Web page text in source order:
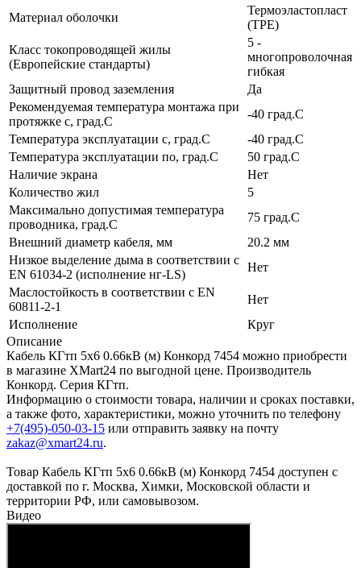
Материал оболочки
Термоэластопласт
(TPE)
Класс токопроводящей жилы
(Европейские стандарты)
5 -
многопроволочная
гибкая
Защитный провод заземления
Да
Рекомендуемая температура монтажа при
протяжке с, град.C
-40 град.C
Температура эксплуатации с, град.C
-40 град.C
Температура эксплуатации по, град.C
50 град.C
Наличие экрана
Нет
Количество жил
5
Максимально допустимая температура
проводника, град.C
75 град.C
Внешний диаметр кабеля, мм
20.2 мм
Низкое выделение дыма в соответствии с
EN 61034-2 (исполнение нг-LS)
Нет
Маслостойкость в соответствии с EN
60811-2-1
Нет
Исполнение
Круг
Описание
Кабель КГтп 5х6 0.66кВ (м) Конкорд 7454 можно приобрести
в магазине XMart24 по выгодной цене. Производитель
Конкорд. Серия КГтп.
Информацию о стоимости товара, наличии и сроках поставки,
а также фото, характеристики, можно уточнить по телефону
+7(495)-050-03-15 или отправить заявку на почту
zakaz@xmart24.ru.
Товар Кабель КГтп 5х6 0.66кВ (м) Конкорд 7454 доступен с
доставкой по г. Москва, Химки, Московской области и
территории РФ, или самовывозом.
Видео